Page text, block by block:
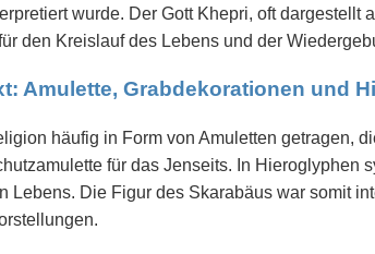
wurde. Der Gott Khepri, oft dargestellt
den Kreislauf des Lebens und der
Amulette, Grabdekorationen und
häufig in Form von Amuletten getragen,
für das Jenseits. In Hieroglyphen
Lebens. Die Figur des Skarabäus war somit